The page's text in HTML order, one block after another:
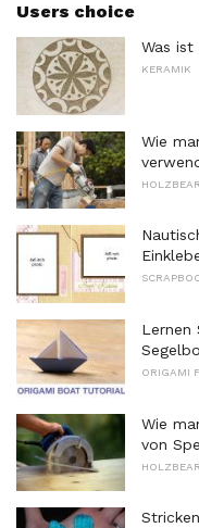
Users choice
Was
KERAMIK
Wie
Lernen
ORIGAMI
Wie
von